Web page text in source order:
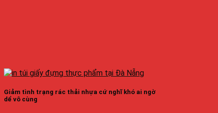
Giảm tình trạng rác thải nhựa cứ nghĩ khó ai ngờ
dể vô cùng